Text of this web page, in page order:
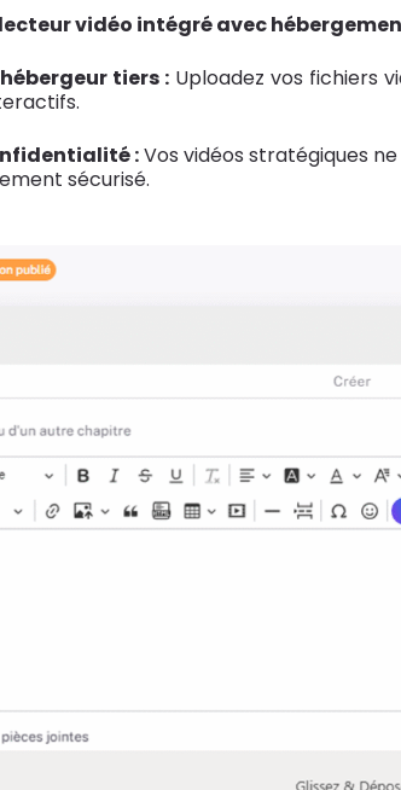
lecteur vidéo intégré avec
tiers : Uploadez vos fichiers
:Vos vidéos stratégiques
sécurisé.